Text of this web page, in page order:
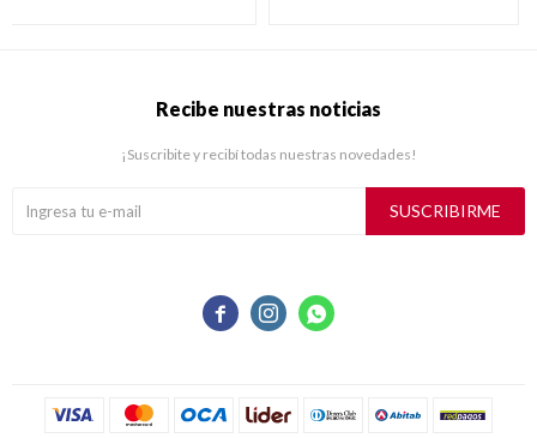
  
Recibe nuestras noticias
¡Suscribite y recibí todas nuestras novedades!
SUSCRIBIRME